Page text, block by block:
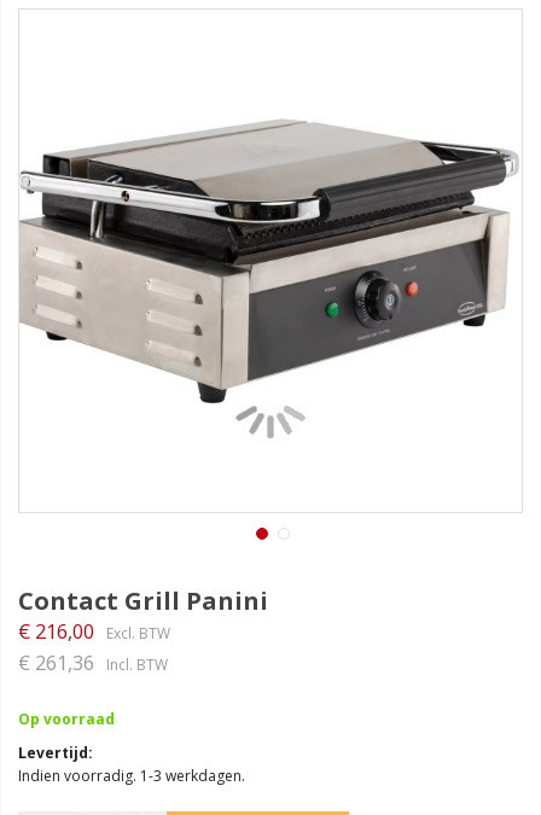
Contact Grill Panini
Op voorraad
Levertijd
Indien voorradig. 1-3 werkdagen.
€ 216,00
€ 261,36